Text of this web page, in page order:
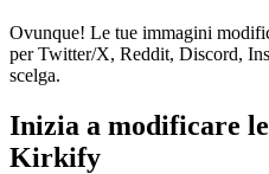
Ovunque! Le tue immagini
per Twitter/X, Reddit, Discord,
scelga.
Inizia a modificare
Kirkify